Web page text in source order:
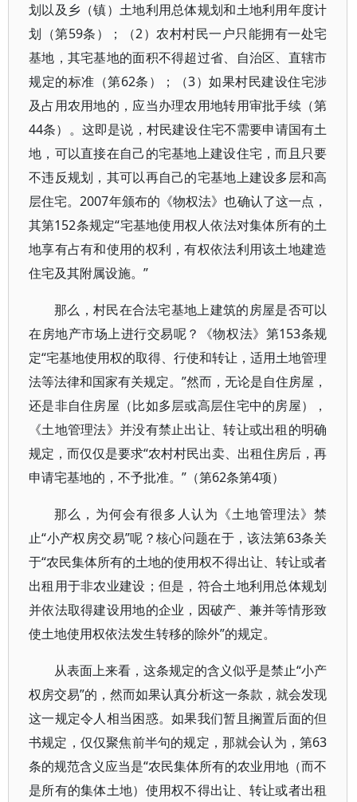
划以及乡（镇）土地利用总体规划和土地利用年度计
划（第59条）；（2）农村村民一户只能拥有一处宅
基地，其宅基地的面积不得超过省、自治区、直辖市
规定的标准（第62条）；（3）如果村民建设住宅涉
及占用农用地的，应当办理农用地转用审批手续（第
44条）。这即是说，村民建设住宅不需要申请国有土
地，可以直接在自己的宅基地上建设住宅，而且只要
不违反规划，其可以再自己的宅基地上建设多层和高
层住宅。2007年颁布的《物权法》也确认了这一点，
其第152条规定“宅基地使用权人依法对集体所有的土
地享有占有和使用的权利，有权依法利用该土地建造
住宅及其附属设施。”
那么，村民在合法宅基地上建筑的房屋是否可以
在房地产市场上进行交易呢？《物权法》第153条规
定“宅基地使用权的取得、行使和转让，适用土地管理
法等法律和国家有关规定。”然而，无论是自住房屋，
还是非自住房屋（比如多层或高层住宅中的房屋），
《土地管理法》并没有禁止出让、转让或出租的明确
规定，而仅仅是要求“农村村民出卖、出租住房后，再
申请宅基地的，不予批准。”（第62条第4项）
那么，为何会有很多人认为《土地管理法》禁
止“小产权房交易”呢？核心问题在于，该法第63条关
于“农民集体所有的土地的使用权不得出让、转让或者
出租用于非农业建设；但是，符合土地利用总体规划
并依法取得建设用地的企业，因破产、兼并等情形致
使土地使用权依法发生转移的除外”的规定。
从表面上来看，这条规定的含义似乎是禁止“小产
权房交易”的，然而如果认真分析这一条款，就会发现
这一规定令人相当困惑。如果我们暂且搁置后面的但
书规定，仅仅聚焦前半句的规定，那就会认为，第63
条的规范含义应当是“农民集体所有的农业用地（而不
是所有的集体土地）使用权不得出让、转让或者出租